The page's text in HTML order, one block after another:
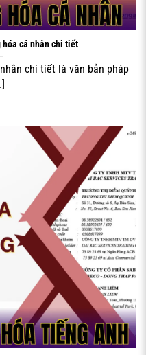
và vận chuyển hàng
biệt như thực phẩm
hợp đồng cần quy
nhiệt độ bảo quản và
hàng có trách nhiệm đảm
quy cách và đến tay
nhất.
và chất lượng
chốt trong mọi giao
bán hàng hóacần quy
pháp kiểm tra và
sản phẩm có tiêu
chiếu đến các quy chuẩn
CÁ NHÂN
hóa cá nhân chi tiết
chi tiết là văn bản pháp
TIẾNG ANH